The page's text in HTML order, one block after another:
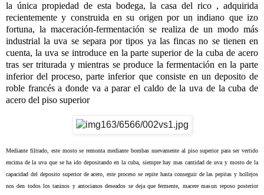
la única propiedad de esta bodega, la casa del rico , adquirida
recientemente y construida en su origen por un indiano que izo
fortuna, la maceración-fermentación se realiza de un modo más
industrial la uva se separa por tipos ya las fincas no se tienen en
cuenta, la uva se introduce en la parte superior de la cuba de acero
tras ser triturada y mientras se produce la fermentación en la parte
inferior del proceso, parte inferior que consiste en un deposito de
roble francés a donde va a parar el caldo de la uva de la cuba de
acero del piso superior
Mediante filtrado, este mosto se remonta mediante bombas nuevamente al piso superior para ser vertido
encima de la uva que se ha ido depositando en la cuba, siempre hay mas cantidad de uva y mosto de la
capacidad del deposito superior de acero, este proceso se repite hasta conseguir de las pepitas y hollejos
nos den todos los taninos y antocianos deseados se deja que fermente, macere masun reposo posterior